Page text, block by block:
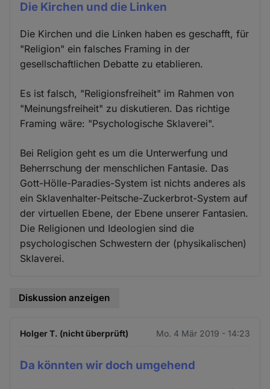
Die Kirchen und die Linken
Die Kirchen und die Linken haben es geschafft, für
"Religion" ein falsches Framing in der
gesellschaftlichen Debatte zu etablieren.
Es ist falsch, "Religionsfreiheit" im Rahmen von
"Meinungsfreiheit" zu diskutieren. Das richtige
Framing wäre: "Psychologische Sklaverei".
Bei Religion geht es um die Unterwerfung und
Beherrschung der menschlichen Fantasie. Das
Gott-Hölle-Paradies-System ist nichts anderes als
ein Sklavenhalter-Peitsche-Zuckerbrot-System auf
der virtuellen Ebene, der Ebene unserer Fantasien.
Die Religionen und Ideologien sind die
psychologischen Schwestern der (physikalischen)
Sklaverei.
Diskussion anzeigen
Holger T. (nicht überprüft) Mo. 4 Mär 2019 - 14:23
Da könnten wir doch umgehend